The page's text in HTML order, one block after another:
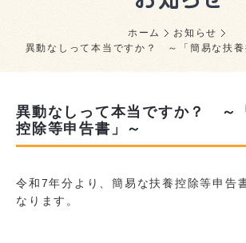
ホーム
お知らせ
異動なしって本当ですか？ ～「簡易な扶養
異動なしって本当ですか？ ～
控除等申告書」～
令和7年分より、簡易な扶養控除等申告
なります。